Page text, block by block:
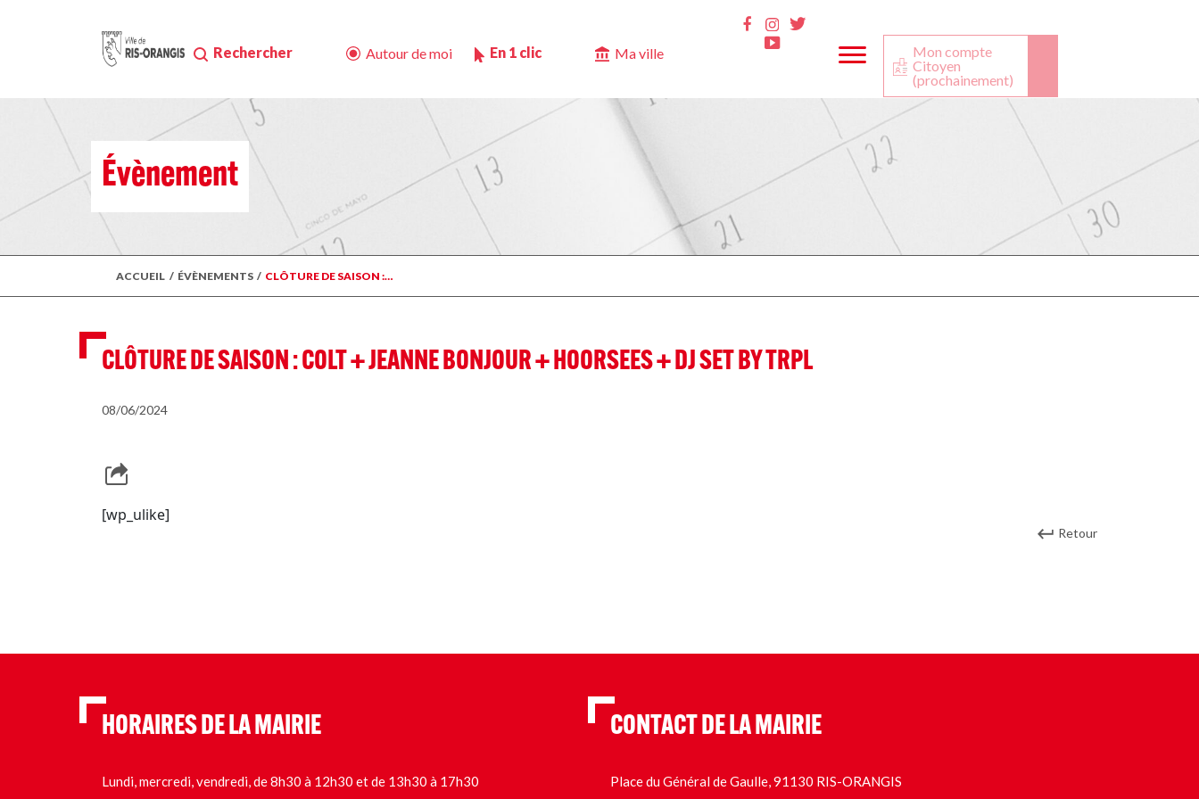
Rechercher Autour de moi En 1 clic Ma ville
Facebook
InstaTwitter
Youtube
Mon compte
Citoyen
(prochainement)
Évènement
ACCUEIL / ÉVÈNEMENTS / CLÔTURE DE SAISON :…
CLÔTURE DE SAISON : COLT + JEANNE BONJOUR + HOORSEES + DJ SET BY TRPL
08/06/2024
[wp_ulike]
Retour
HORAIRES DE LA MAIRIE
Lundi, mercredi, vendredi, de 8h30 à 12h30 et de 13h30 à 17h30
CONTACT DE LA MAIRIE
Place du Général de Gaulle, 91130 RIS-ORANGIS